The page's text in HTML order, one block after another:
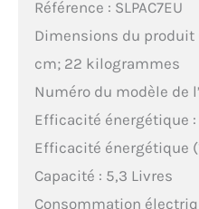
Référence : SLPAC7EU
Dimensions du produit
cm; 22 kilogrammes
Numéro du modèle de
Efficacité énergétique :
Efficacité énergétique
Capacité : 5,3 Livres
Consommation